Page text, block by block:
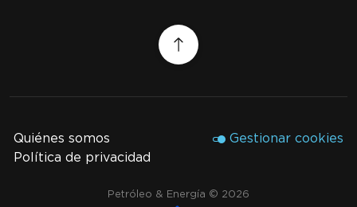
Quiénes somos
Política de privacidad
Gestionar cookies
Petróleo & Energía © 2026